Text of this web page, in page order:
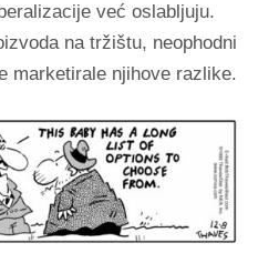
već oslabljuju.
na tržištu, neophodni
marketirale njihove razlike.